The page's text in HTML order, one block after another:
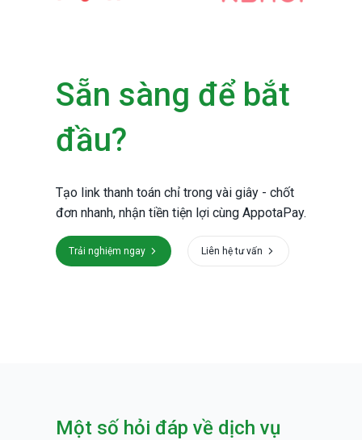
Sẵn sàng để bắt
đầu?
Tạo link thanh toán chỉ trong vài giây - chốt
đơn nhanh, nhận tiền tiện lợi cùng AppotaPay.
Trải nghiệm ngay Liên hệ tư vấn
Một số hỏi đáp về dịch vụ